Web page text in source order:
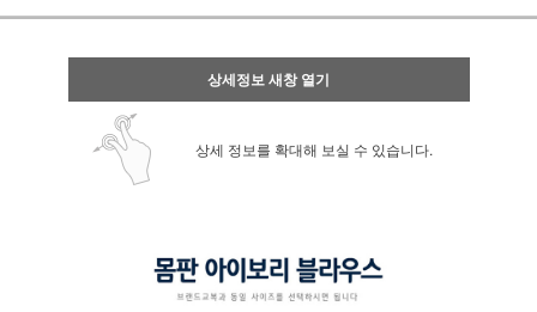
상세정보 새창 열기
상세 정보를 확대해 보실 수 있습니다.